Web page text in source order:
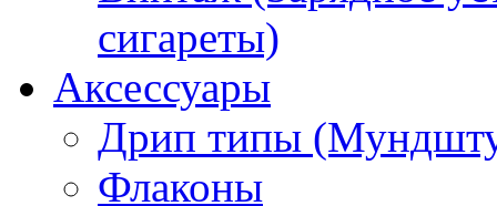
сигареты)
Аксессуары
Дрип типы
Флаконы